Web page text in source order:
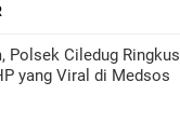
Polsek Ciledug Ringkus
yang Viral di Medsos